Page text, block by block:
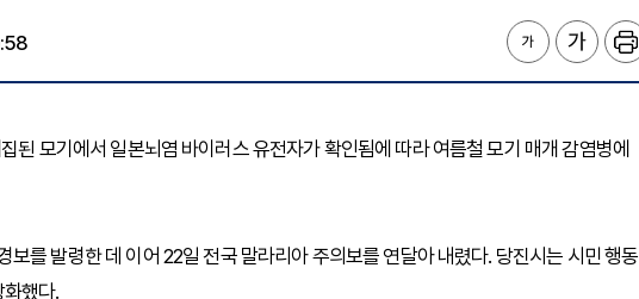
된 모기에서 일본뇌염 바이러스 유전자가 확인됨에 따라 여름철 모기 매개 감염병에
를 발령한 데 이어 22일 전국 말라리아 주의보를 연달아 내렸다. 당진시는 시민 행동
했다.